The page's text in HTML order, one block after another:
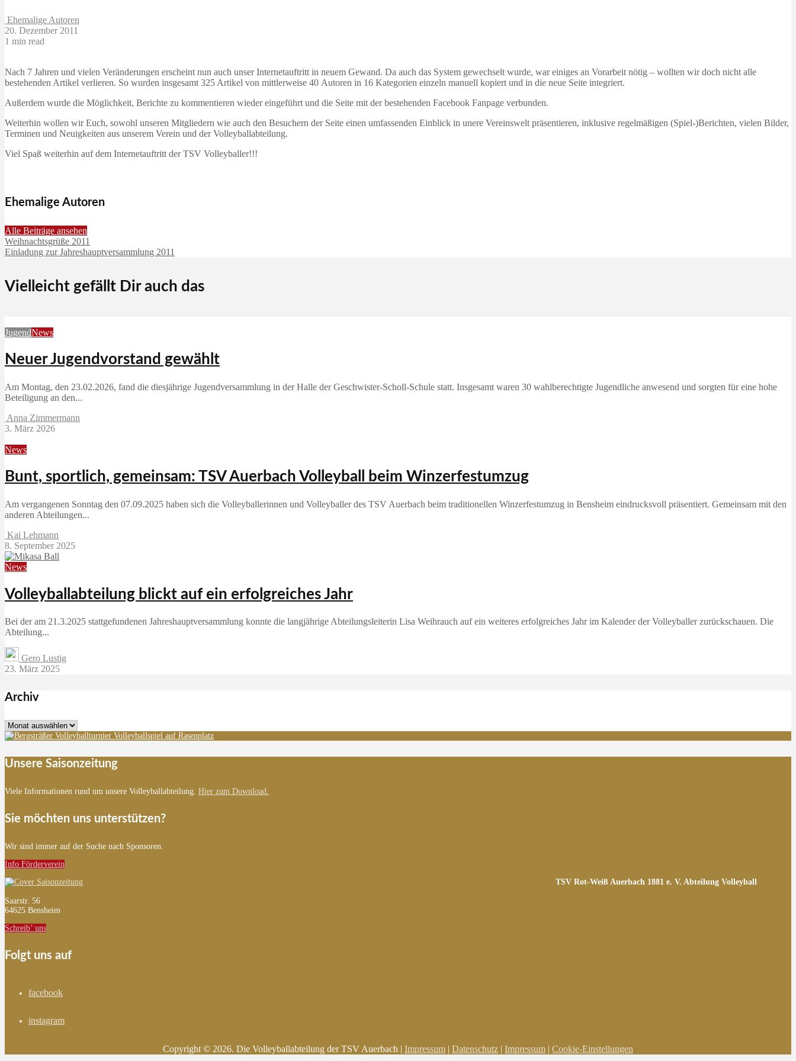
Ehemalige Autoren
20. Dezember 2011
1 min read
Nach 7 Jahren und vielen Veränderungen erscheint nun auch unser Internetauftritt in neuem Gewand. Da auch das System gewechselt wurde, war einiges an Vorarbeit nötig – wollten wir doch nicht alle
bestehenden Artikel verlieren. So wurden insgesamt 325 Artikel von mittlerweise 40 Autoren in 16 Kategorien einzeln manuell kopiert und in die neue Seite integriert.
Außerdem wurde die Möglichkeit, Berichte zu kommentieren wieder eingeführt und die Seite mit der bestehenden Facebook Fanpage verbunden.
Weiterhin wollen wir Euch, sowohl unseren Mitgliedern wie auch den Besuchern der Seite einen umfassenden Einblick in unere Vereinswelt präsentieren, inklusive regelmäßigen (Spiel-)Berichten, vielen Bilder,
Terminen und Neuigkeiten aus unserem Verein und der Volleyballabteilung.
Viel Spaß weiterhin auf dem Internetauftritt der TSV Volleyballer!!!
Ehemalige Autoren
Alle Beiträge ansehen
Weihnachtsgrüße 2011
Einladung zur Jahreshauptversammlung 2011
Vielleicht gefällt Dir auch das
JugendNews
Neuer Jugendvorstand gewählt
Am Montag, den 23.02.2026, fand die diesjährige Jugendversammlung in der Halle der Geschwister-Scholl-Schule statt. Insgesamt waren 30 wahlberechtigte Jugendliche anwesend und sorgten für eine hohe
Beteiligung an den...
Anna Zimmermann
3. März 2026
News
Bunt, sportlich, gemeinsam: TSV Auerbach Volleyball beim Winzerfestumzug
Am vergangenen Sonntag den 07.09.2025 haben sich die Volleyballerinnen und Volleyballer des TSV Auerbach beim traditionellen Winzerfestumzug in Bensheim eindrucksvoll präsentiert. Gemeinsam mit den
anderen Abteilungen...
Kai Lehmann
8. September 2025
News
Volleyballabteilung blickt auf ein erfolgreiches Jahr
Bei der am 21.3.2025 stattgefundenen Jahreshauptversammlung konnte die langjährige Abteilungsleiterin Lisa Weihrauch auf ein weiteres erfolgreiches Jahr im Kalender der Volleyballer zurückschauen. Die
Abteilung...
Gero Lustig
23. März 2025
Archiv
Archiv
Unsere Saisonzeitung
Viele Informationen rund um unsere Volleyballabteilung. Hier zum Download.
Sie möchten uns unterstützen?
Wir sind immer auf der Suche nach Sponsoren.
Info Förderverein
TSV Rot-Weiß Auerbach 1881 e. V. Abteilung Volleyball
Saarstr. 56
64625 Bensheim
Schreib’ uns
Folgt uns auf
facebook
instagram
Copyright © 2026. Die Volleyballabteilung der TSV Auerbach | Impressum | Datenschutz | Impressum | Cookie-Einstellungen